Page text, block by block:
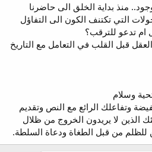
منذ بداية الخلق الى حاضرنا
التي تكتنف الكون الى التفاؤل
ام تدعو للترقب؟
قبل القلب في التعامل مع التاريخ
وسلام
وتفاعلك الرائع مع النص وتقديم
الذين لا يريدون الخروج من ظلال
من قبل الطغاة ودعاة السلطة.